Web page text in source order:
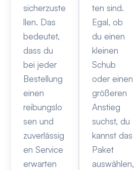
sicherzuste
llen. Das
bedeutet,
dass du
bei jeder
Bestellung
einen
reibungslo
sen und
zuverlässig
en Service
erwarten
ten sind.
Egal, ob
du einen
kleinen
Schub
oder einen
größeren
Anstieg
suchst, du
kannst das
Paket
auswählen,